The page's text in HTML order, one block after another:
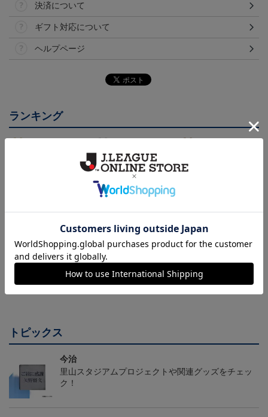
決済について
ギフト対応について
ヘルプページ
ランキング
26/27 レプリカユニフォ
17,600円～21,901円
会員特典
26/27 オーセンティック
ユニフォーム(FP1st)
26,100円～30,400円
会員特典
オルマフラー
2,500円
トピックス
今治
里山スタジアムプロジェクトや関連グッズをチェッ
ク！